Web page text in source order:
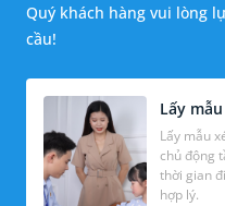
Quý khách hàng vui lòng
cầu!
Lấy
Lấy mẫu
chủ động
thời gian đi lại, chờ đợi kết quả
hợp lý.